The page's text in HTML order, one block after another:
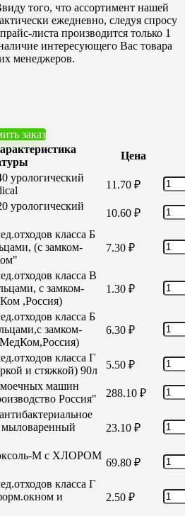
того, что ассортимент нашей
ежедневно, следуя спросу
листа производится только 1
интересующего Вас товара
менеджеров.
заказ
Цена
урологический
11.70 ₽
урологический
10.60 ₽
класса Б
(с замком-
7.30 ₽
класса В
с замком-
,Россия)
1.30 ₽
класса Б
замком-
6.30 ₽
класса Г
и стяжкой) 90л
5.50 ₽
машин
Россия"
288.10 ₽
23.10 ₽
М с ХЛОРОМ
69.80 ₽
класса Г
и
2.50 ₽